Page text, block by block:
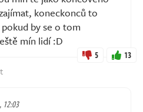
koneckonců to
by se o tom
mín lidí :D
5 13
12:03